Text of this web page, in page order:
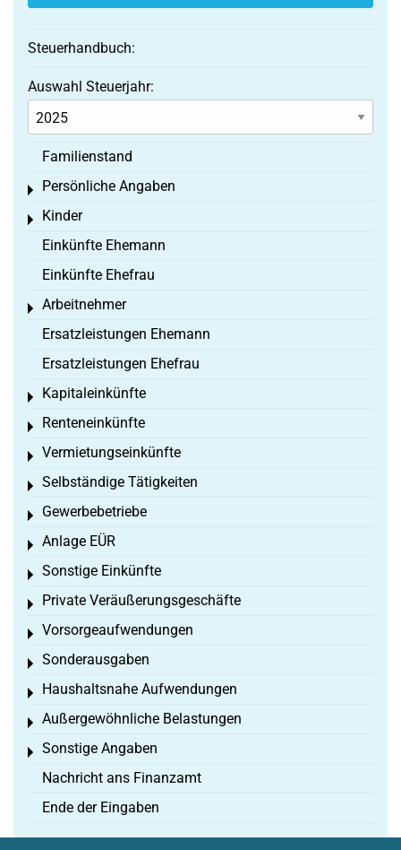
Steuerhandbuch:
Auswahl Steuerjahr:
Familienstand
Persönliche Angaben
Toggle menu
Kinder
Toggle menu
Einkünfte Ehemann
Einkünfte Ehefrau
Arbeitnehmer
Toggle menu
Ersatzleistungen Ehemann
Ersatzleistungen Ehefrau
Kapitaleinkünfte
Toggle menu
Renteneinkünfte
Toggle menu
Vermietungseinkünfte
Toggle menu
Selbständige Tätigkeiten
Toggle menu
Gewerbebetriebe
Toggle menu
Anlage EÜR
Toggle menu
Sonstige Einkünfte
Toggle menu
Private Veräußerungsgeschäfte
Toggle menu
Vorsorgeaufwendungen
Toggle menu
Sonderausgaben
Toggle menu
Haushaltsnahe Aufwendungen
Toggle menu
Außergewöhnliche Belastungen
Toggle menu
Sonstige Angaben
Toggle menu
Nachricht ans Finanzamt
Ende der Eingaben